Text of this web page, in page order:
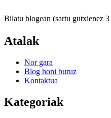
Bilatu blogean (sartu gutxienez
Atalak
Nor gara
Blog honi buruz
Kontaktua
Kategoriak